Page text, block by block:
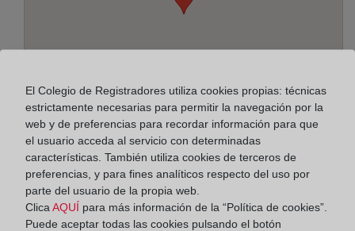
Dirección:
José Hurtado Romero, 4, 3181
El Colegio de Registradores utiliza cookies propias: técnicas
estrictamente necesarias para permitir la navegación por la
web y de preferencias para recordar información para que
el usuario acceda al servicio con determinadas
características. También utiliza cookies de terceros de
preferencias, y para fines analíticos respecto del uso por
parte del usuario de la propia web.
Clica AQUÍ para más información de la “Política de cookies”.
Puede aceptar todas las cookies pulsando el botón